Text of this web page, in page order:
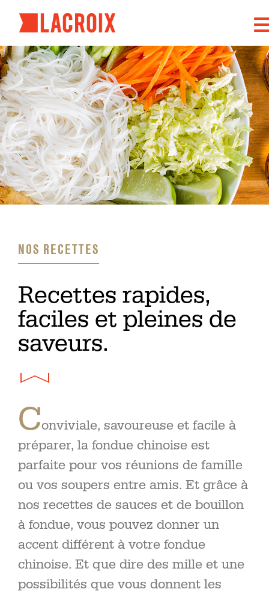
NOS RECETTES
Recettes rapides,
faciles et pleines de
saveurs.
Conviviale, savoureuse et facile à
préparer, la fondue chinoise est
parfaite pour vos réunions de famille
ou vos soupers entre amis. Et grâce à
nos recettes de sauces et de bouillon
à fondue, vous pouvez donner un
accent différent à votre fondue
chinoise. Et que dire des mille et une
possibilités que vous donnent les